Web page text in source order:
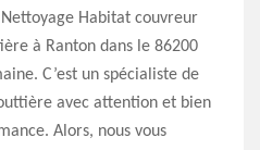
Habitat couvreur
à Ranton dans le 86200
C’est un spécialiste de
avec attention et bien
Alors, nous vous